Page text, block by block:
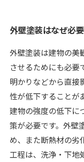
外壁塗装はなぜ必
外壁塗装は建物の美
させるためにも必要
明かりなどから直接
性が低下することが
建物の強度の低下に
策が必要です。外壁
め、また断熱材の劣
工程は、洗浄・下地